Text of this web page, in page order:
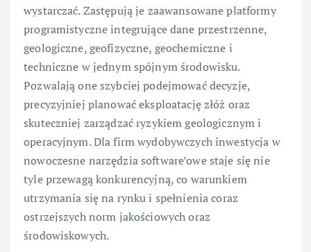
wystarczać. Zastępują je zaawansowane platformy
programistyczne integrujące dane przestrzenne,
geologiczne, geofizyczne, geochemiczne i
techniczne w jednym spójnym środowisku.
Pozwalają one szybciej podejmować decyzje,
precyzyjniej planować eksploatację złóż oraz
skuteczniej zarządzać ryzykiem geologicznym i
operacyjnym. Dla firm wydobywczych inwestycja w
nowoczesne narzędzia software’owe staje się nie
tyle przewagą konkurencyjną, co warunkiem
utrzymania się na rynku i spełnienia coraz
ostrzejszych norm jakościowych oraz
środowiskowych.